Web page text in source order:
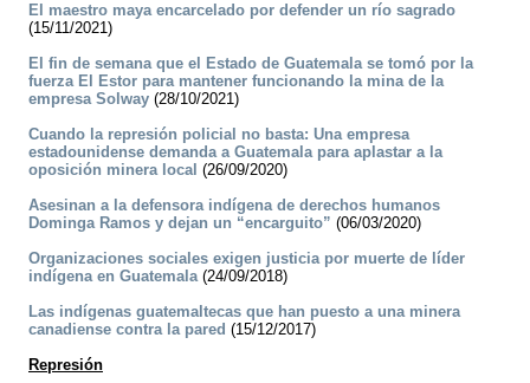
El maestro maya encarcelado por defender un río sagrado
(15/11/2021)
El fin de semana que el Estado de Guatemala se tomó por la
fuerza El Estor para mantener funcionando la mina de la
empresa Solway (28/10/2021)
Cuando la represión policial no basta: Una empresa
estadounidense demanda a Guatemala para aplastar a la
oposición minera local (26/09/2020)
Asesinan a la defensora indígena de derechos humanos
Dominga Ramos y dejan un “encarguito” (06/03/2020)
Organizaciones sociales exigen justicia por muerte de líder
indígena en Guatemala(24/09/2018)
Las indígenas guatemaltecas que han puesto a una minera
canadiense contra la pared (15/12/2017)
Represión